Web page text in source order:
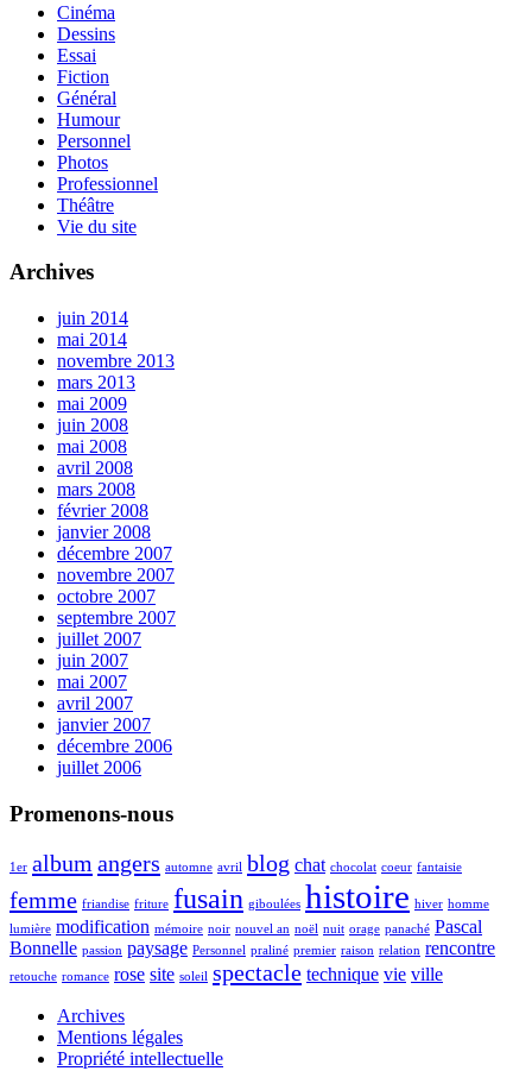
Cinéma
Dessins
Essai
Fiction
Général
Humour
Personnel
Photos
Professionnel
Théâtre
Vie du site
Archives
juin 2014
mai 2014
novembre 2013
mars 2013
mai 2009
juin 2008
mai 2008
avril 2008
mars 2008
février 2008
janvier 2008
décembre 2007
novembre 2007
octobre 2007
septembre 2007
juillet 2007
juin 2007
mai 2007
avril 2007
janvier 2007
décembre 2006
juillet 2006
Promenons-nous
1er album angers automne avril blog chat chocolat coeur fantaisie
femme friandise friture fusain giboulées histoire hiver homme
lumière modification mémoire noir nouvel an noël nuit orage panaché Pascal
Bonnelle passion paysage Personnel praliné premier raison relation rencontre
retouche romance rose site soleil spectacle technique vie ville
Archives
Mentions légales
Propriété intellectuelle